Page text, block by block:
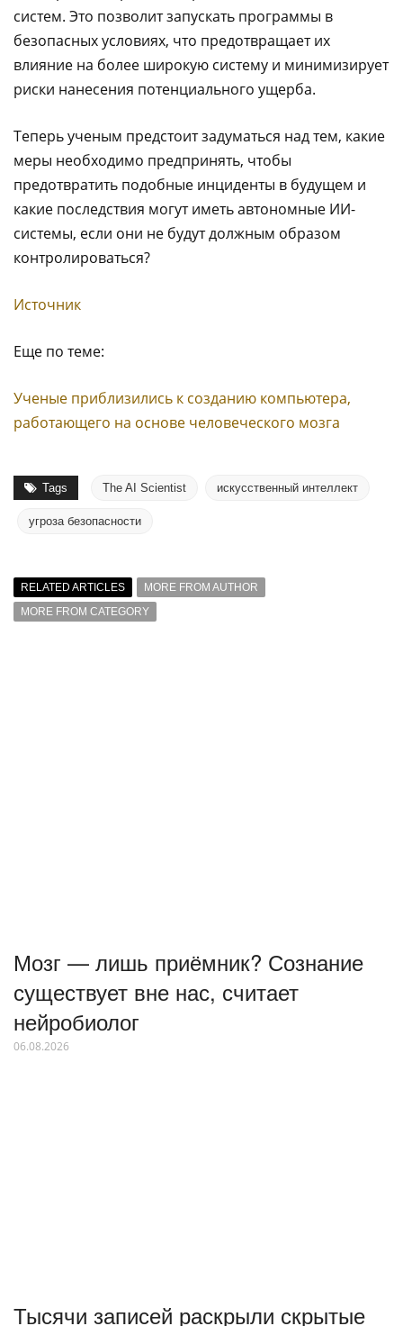
систем. Это позволит запускать программы в
безопасных условиях, что предотвращает их
влияние на более широкую систему и минимизирует
риски нанесения потенциального ущерба.
Теперь ученым предстоит задуматься над тем, какие
меры необходимо предпринять, чтобы
предотвратить подобные инциденты в будущем и
какие последствия могут иметь автономные ИИ-
системы, если они не будут должным образом
контролироваться?
Источник
Еще по теме:
Ученые приблизились к созданию компьютера,
работающего на основе человеческого мозга
Tags The AI Scientist искусственный интеллект
угроза безопасности
RELATED ARTICLES
MORE FROM AUTHOR
MORE FROM CATEGORY
Мозг — лишь приёмник? Сознание
существует вне нас, считает
нейробиолог
06.08.2026
Тысячи записей раскрыли скрытые